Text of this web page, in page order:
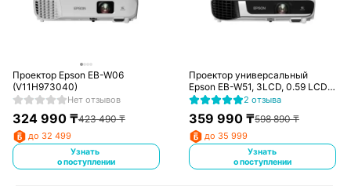
Проектор Epson EB-W06
(V11H973040)
Нет отзывов
324 990₸423 490₸
до 32 499
Узнать
о поступлении
Проектор универсальный
Epson EB-W51, 3LCD, 0.59 LCD,
WXGA (1280?800), 4000lm,
2 отзыва
359 990 ₸598 890₸
до 35 999
Узнать
о поступлении